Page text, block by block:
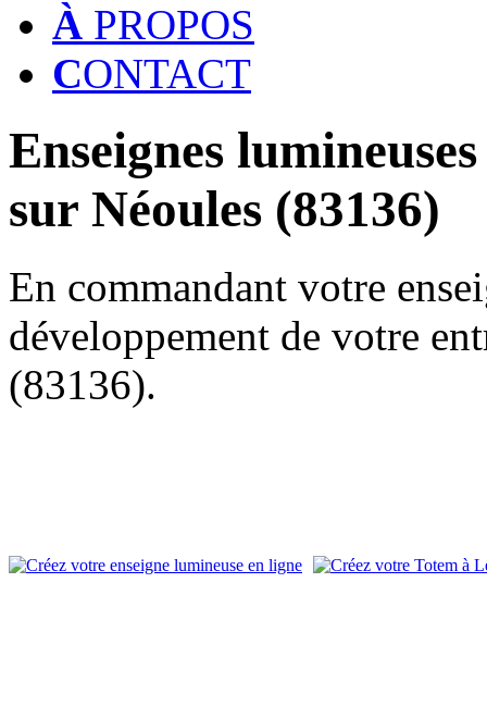
À PROPOS
CONTACT
Enseignes
sur Néoules (83136)
En commandant votre
développement de votre
(83136).